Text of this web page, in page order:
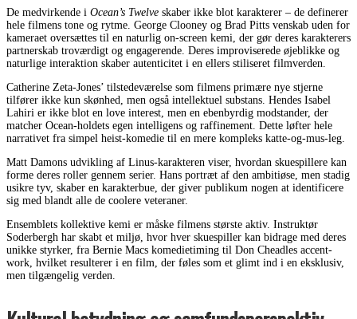
De medvirkende i Ocean’s Twelve skaber ikke blot karakterer – de definerer
hele filmens tone og rytme. George Clooney og Brad Pitts venskab uden for
kameraet oversættes til en naturlig on-screen kemi, der gør deres karakterers
partnerskab troværdigt og engagerende. Deres improviserede øjeblikke og
naturlige interaktion skaber autenticitet i en ellers stiliseret filmverden.
Catherine Zeta-Jones’ tilstedeværelse som filmens primære nye stjerne
tilfører ikke kun skønhed, men også intellektuel substans. Hendes Isabel
Lahiri er ikke blot en love interest, men en ebenbyrdig modstander, der
matcher Ocean-holdets egen intelligens og raffinement. Dette løfter hele
narrativet fra simpel heist-komedie til en mere kompleks katte-og-mus-leg.
Matt Damons udvikling af Linus-karakteren viser, hvordan skuespillere kan
forme deres roller gennem serier. Hans portræt af den ambitiøse, men stadig
usikre tyv, skaber en karakterbue, der giver publikum nogen at identificere
sig med blandt alle de coolere veteraner.
Ensemblets kollektive kemi er måske filmens største aktiv. Instruktør
Soderbergh har skabt et miljø, hvor hver skuespiller kan bidrage med deres
unikke styrker, fra Bernie Macs komedietiming til Don Cheadles accent-
work, hvilket resulterer i en film, der føles som et glimt ind i en eksklusiv,
men tilgængelig verden.